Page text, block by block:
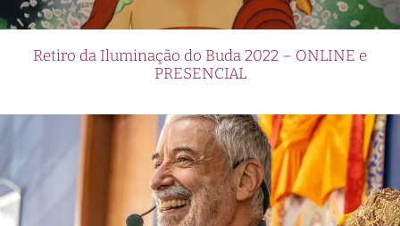
Retiro da Iluminação do Buda 2022 – ONLINE e
PRESENCIAL